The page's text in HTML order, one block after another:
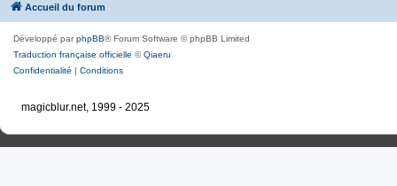
Accueil du forum
Développé parphpBB® Forum Software © phpBB Limited
Traduction française officielle ©Qiaeru
Confidentialité | Conditions
magicblur.net, 1999 - 2025